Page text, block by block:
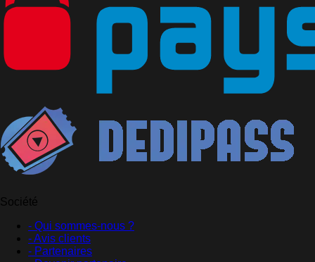
Société
- Qui sommes-nous ?
- Avis clients
- Partenaires